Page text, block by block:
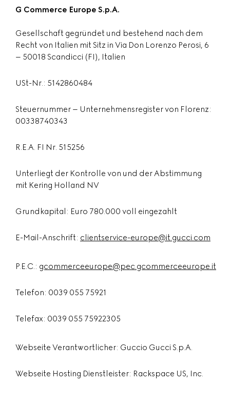
G Commerce Europe S.p.A.
Gesellschaft gegründet und bestehend nach dem
Recht von Italien mit Sitz in Via Don Lorenzo Perosi, 6
– 50018 Scandicci (FI), Italien
USt-Nr.: 5142860484
Steuernummer – Unternehmensregister von Florenz:
00338740343
R.E.A. FI Nr. 515256
Unterliegt der Kontrolle von und der Abstimmung
mit Kering Holland NV
Grundkapital: Euro 780.000 voll eingezahlt
E-Mail-Anschrift: clientservice-europe@it.gucci.com
P.E.C.: gcommerceeurope@pec.gcommerceeurope.it
Telefon: 0039 055 75921
Telefax: 0039 055 75922305
Webseite Verantwortlicher: Guccio Gucci S.p.A.
Webseite Hosting Dienstleister: Rackspace US, Inc.